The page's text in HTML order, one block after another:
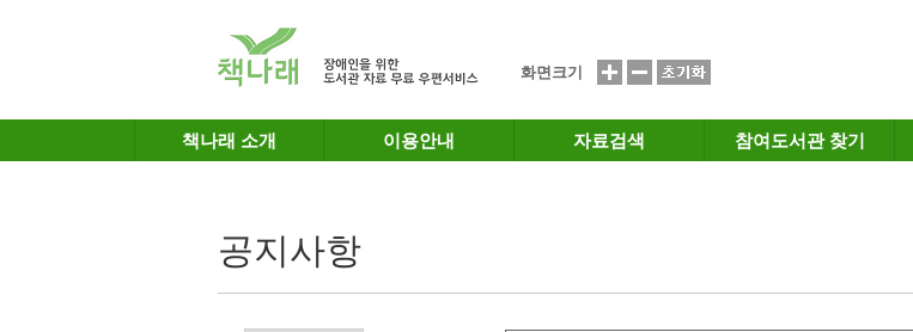
화면크기
책나래 소개 이용안내 자료검색 참여도서관 찾기
공지사항